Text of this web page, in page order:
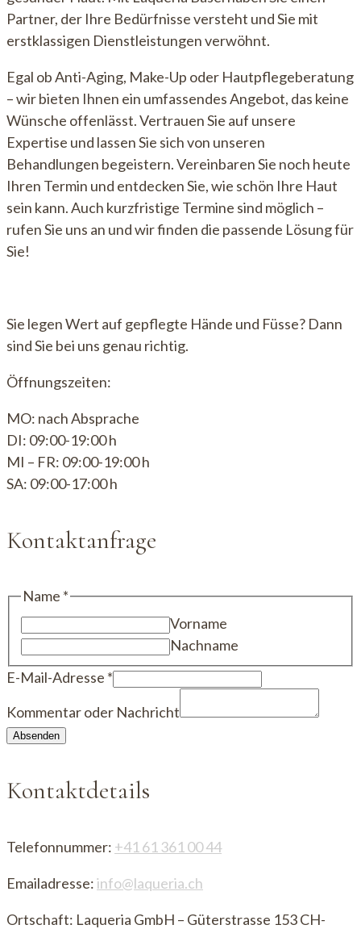
Partner, der Ihre Bedürfnisse versteht und Sie mit
erstklassigen Dienstleistungen verwöhnt.
Egal ob Anti-Aging, Make-Up oder Hautpflegeberatung
– wir bieten Ihnen ein umfassendes Angebot, das keine
Wünsche offenlässt. Vertrauen Sie auf unsere
Expertise und lassen Sie sich von unseren
Behandlungen begeistern. Vereinbaren Sie noch heute
Ihren Termin und entdecken Sie, wie schön Ihre Haut
sein kann. Auch kurzfristige Termine sind möglich –
rufen Sie uns an und wir finden die passende Lösung für
Sie!
Sie legen Wert auf gepflegte Hände und Füsse? Dann
sind Sie bei uns genau richtig.
Öffnungszeiten:
MO: nach Absprache
DI: 09:00-19:00 h
MI – FR: 09:00-19:00 h
SA: 09:00-17:00 h
Kontaktanfrage
Name
Nachricht
Kommentar
Name *
Vorname
Nachname
E-Mail-Adresse *
Kommentar oder Nachricht
Absenden
Kontaktdetails
Telefonnummer: +41 61 361 00 44
Emailadresse:info@laqueria.ch
Ortschaft: Laqueria GmbH – Güterstrasse 153 CH-